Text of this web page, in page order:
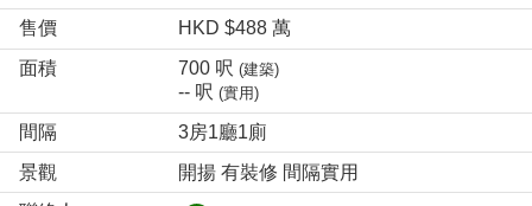
售價
HKD $488 萬
面積
700 呎(建築)
-- 呎(實用)
間隔
3房1廳1廁
景觀
開揚 有裝修 間隔實用